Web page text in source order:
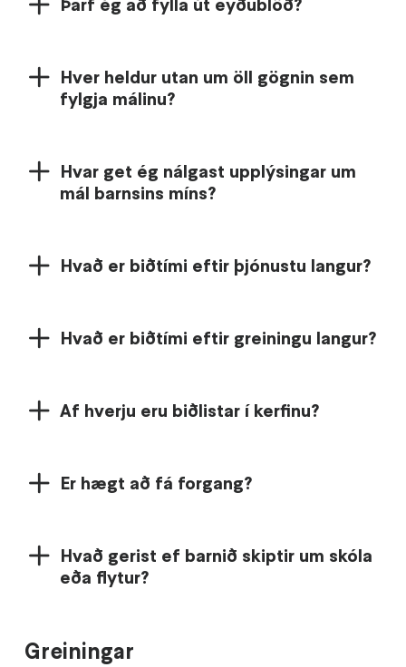
Hver heldur utan um öll gögnin sem
fylgja málinu?
Hvar get ég nálgast upplýsingar um
mál barnsins míns?
Hvað er biðtími eftir þjónustu langur?
Hvað er biðtími eftir greiningu langur?
Af hverju eru biðlistar í kerfinu?
Er hægt að fá forgang?
Hvað gerist ef barnið skiptir um skóla
eða flytur?
Greiningar